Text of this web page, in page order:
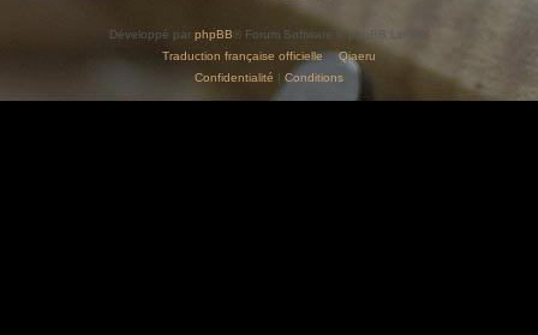
Développé par phpBB® Forum Software © phpBB Limited
Traduction française officielle©Qiaeru
Confidentialité | Conditions